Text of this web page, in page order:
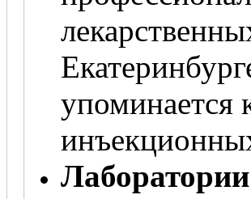
упоминается